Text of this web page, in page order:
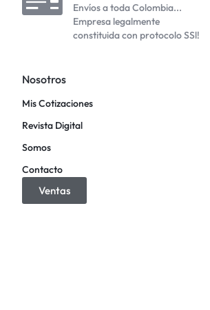
Envíos a toda Colombia...
Empresa legalmente
constituida con protocolo SSl!
Nosotros
Mis Cotizaciones
Revista Digital
Somos
Contacto
Ventas